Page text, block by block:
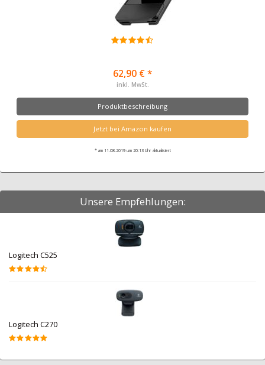
62,90 € *
inkl. MwSt.
Produktbeschreibung
Jetzt bei Amazon kaufen
* am 11.08.2019 um 20:13 Uhr aktualisiert
Unsere Empfehlungen:
Logitech C525
Logitech C270